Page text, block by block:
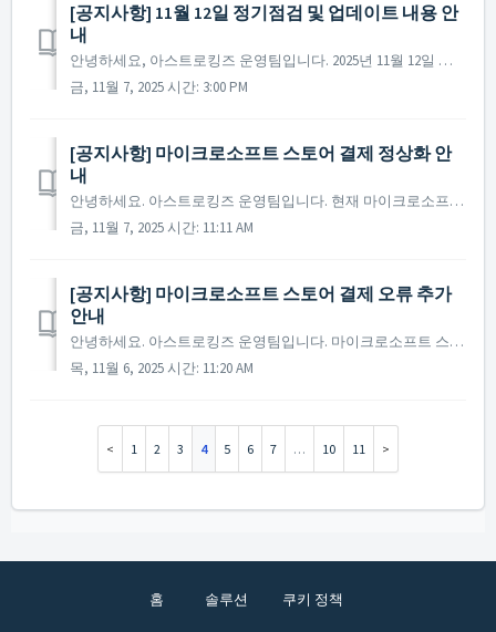
[공지사항] 11월 12일 정기점검 및 업데이트 내용 안
내
안녕하세요, 아스트로킹즈 운영팀입니다. 2025년 11월 12일 진행될 정기점검과 업데이트 내용에 대해 안내해 드립니다. ※ 해당 공지는 사전 공지이기에 일부 내용이 변경될 수 있으며, 변경 시 미리 공지를 통해 안내해 드릴 예정입니다. - 점검 시간 : 2...
금, 11월 7, 2025 시간: 3:00 PM
[공지사항] 마이크로소프트 스토어 결제 정상화 안
내
안녕하세요. 아스트로킹즈 운영팀입니다. 현재 마이크로소프트 스토어에서 발생하던 결제 오류 현상이 수정되어 정상적으로 이용이 가능합니다. 정상화 이전 구매 후 수령하지 못한 패키지가 있으시다면 아래 링크를 통해 마이크로소프트 스토어에 환불 신청 부탁드립니다. 환불 ...
금, 11월 7, 2025 시간: 11:11 AM
[공지사항] 마이크로소프트 스토어 결제 오류 추가
안내
안녕하세요. 아스트로킹즈 운영팀입니다. 마이크로소프트 스토어 결제 오류 현상에 대한 추가 안내드립니다. 현재 아스트로킹즈를 포함한 일부 게임에서 마이크로소프트 스토어 결제 시 오류 현상이 발생하고 있으며, 해당 현상을 해결하기 위해 마이크로소프트 스토어와 지속적인...
목, 11월 6, 2025 시간: 11:20 AM
1 2 3 4 5 6 7 … 10 11
홈 솔루션 쿠키 정책